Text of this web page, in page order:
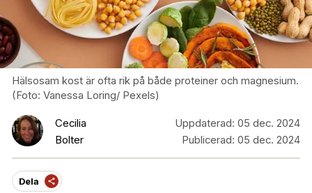
Hälsosam kost är ofta rik på både proteiner och magnesium.
(Foto: Vanessa Loring/ Pexels)
Cecilia
Bolter
Uppdaterad: 05 dec. 2024
Publicerad: 05 dec. 2024
Dela